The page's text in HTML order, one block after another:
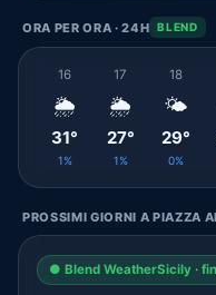
ORA PER ORA · 24H BLEND
16
🌦️
31°
1%
17
🌦️
27°
1%
18
🌤️
29°
0%
PROSSIMI GIORNI A PIAZZA
● Blend WeatherSicily ·